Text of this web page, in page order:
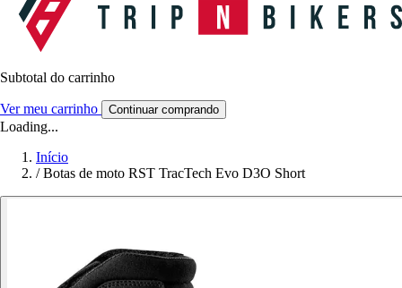
Subtotal do carrinho
Ver meu carrinho Continuar comprando
Loading...
Início
/ Botas de moto RST TracTech Evo D3O Short